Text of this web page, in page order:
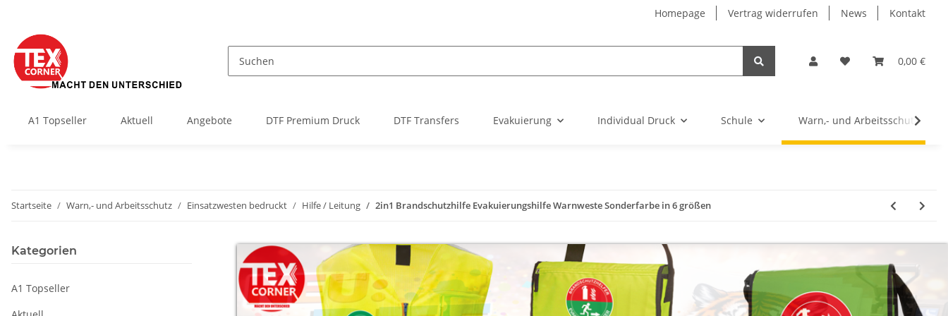
Homepage Vertrag widerrufen News Kontakt
0,00 €
A1 Topseller Aktuell Angebote DTF Premium Druck DTF Transfers Evakuierung Individual Druck Schule Warn,- und Arbeitsschutz
Startseite Warn,- und Arbeitsschutz Einsatzwesten bedruckt Hilfe / Leitung 2in1 Brandschutzhilfe Evakuierungshilfe Warnweste Sonderfarbe in 6 größen
Kategorien
A1 Topseller